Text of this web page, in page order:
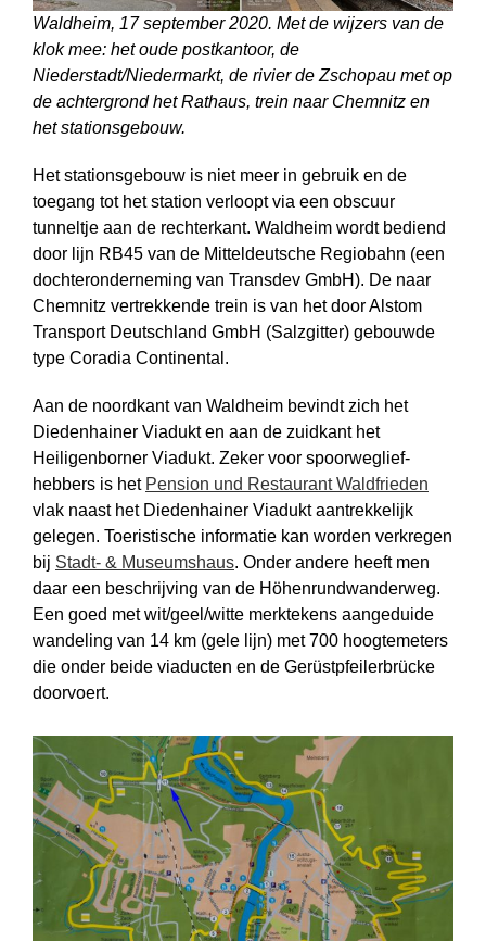
Waldheim, 17 september 2020. Met de wijzers van de
klok mee: het oude postkantoor, de
Niederstadt/Niedermarkt, de rivier de Zschopau met op
de achtergrond het Rathaus, trein naar Chemnitz en
het stationsgebouw.
Het stationsgebouw is niet meer in gebruik en de
toegang tot het station verloopt via een obscuur
tunneltje aan de rechterkant. Waldheim wordt bediend
door lijn RB45 van de Mitteldeutsche Regiobahn (een
dochteronderneming van Transdev GmbH). De naar
Chemnitz vertrekkende trein is van het door Alstom
Transport Deutschland GmbH (Salzgitter) gebouwde
type Coradia Continental.
Aan de noordkant van Waldheim bevindt zich het
Diedenhainer Viadukt en aan de zuidkant het
Heiligenborner Viadukt. Zeker voor spoorweg­lief­
hebbers is het Pension und Restaurant Waldfrieden
vlak naast het Diedenhainer Viadukt aantrekkelijk
gelegen. Toeristische informatie kan worden verkregen
bij Stadt- & Museumshaus. Onder andere heeft men
daar een beschrijving van de Höhen­rund­wander­weg.
Een goed met wit/geel/witte merktekens aangeduide
wandeling van 14 km (gele lijn) met 700 hoogtemeters
die onder beide viaducten en de Gerüst­pfeiler­brücke
doorvoert.